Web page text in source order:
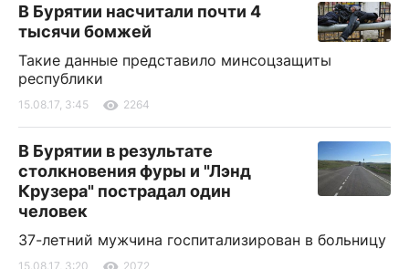
В Бурятии насчитали почти 4
тысячи бомжей
Такие данные представило минсоцзащиты
республики
15.08.17, 3:45 2264
В Бурятии в результате
столкновения фуры и "Лэнд
Крузера" пострадал один
человек
37-летний мужчина госпитализирован в больницу
15.08.17, 3:20 2072